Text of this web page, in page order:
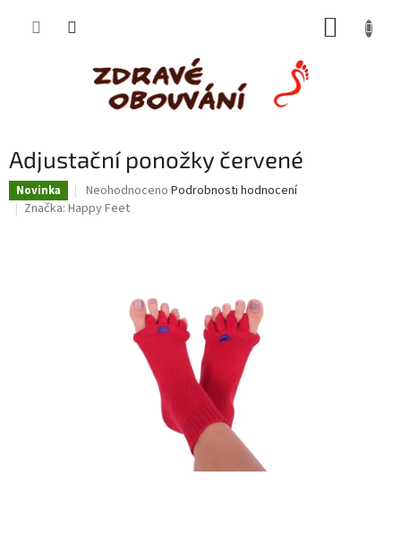
Adjustační ponožky červené
Novinka
Průměrné
hodnocení
hvězdiček.
Neohodnoceno Podrobnosti hodnocení
Značka: Happy Feet